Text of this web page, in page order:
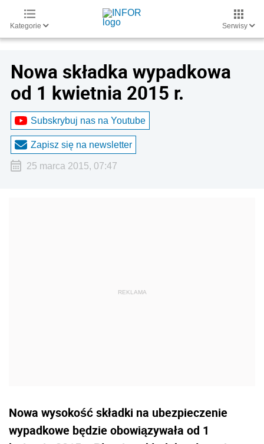
Kategorie Serwisy
Nowa składka wypadkowa
od 1 kwietnia 2015 r.
Subskrybuj nas na Youtube
Zapisz się na newsletter
25 marca 2015, 07:47
Nowa wysokość składki na ubezpieczenie
wypadkowe będzie obowiązywała od 1